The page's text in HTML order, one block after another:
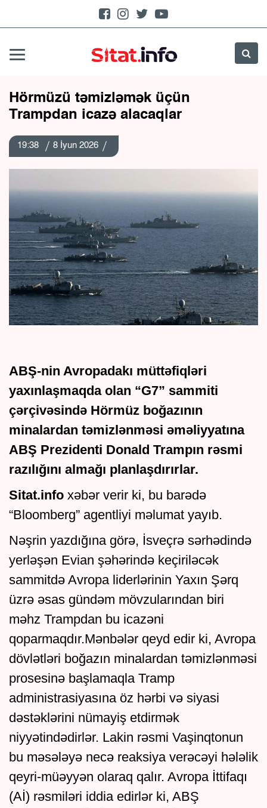
Hörmüzü təmizləmək üçün
Trampdan icazə alacaqlar
19:38 8 İyun 2026
ABŞ-nin Avropadakı müttəfiqləri
yaxınlaşmaqda olan “G7” sammiti
çərçivəsində Hörmüz boğazının
minalardan təmizlənməsi əməliyyatına
ABŞ Prezidenti Donald Trampın rəsmi
razılığını almağı planlaşdırırlar.
Sitat.info xəbər verir ki, bu barədə
“Bloomberg” agentliyi məlumat yayıb.
Nəşrin yazdığına görə, İsveçrə sərhədində
yerləşən Evian şəhərində keçiriləcək
sammitdə Avropa liderlərinin Yaxın Şərq
üzrə əsas gündəm mövzularından biri
məhz Trampdan bu icazəni
qoparmaqdır.Mənbələr qeyd edir ki, Avropa
dövlətləri boğazın minalardan təmizlənməsi
prosesinə başlamaqla Tramp
administrasiyasına öz hərbi və siyasi
dəstəklərini nümayiş etdirmək
niyyətindədirlər. Lakin rəsmi Vaşinqtonun
bu məsələyə necə reaksiya verəcəyi hələlik
qeyri-müəyyən olaraq qalır. Avropa İttifaqı
(Aİ) rəsmiləri iddia edirlər ki, ABŞ